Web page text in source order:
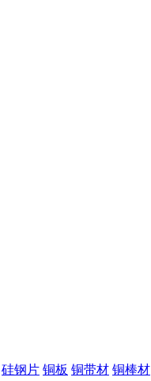
硅钢片 铜板 铜带材 铜棒材